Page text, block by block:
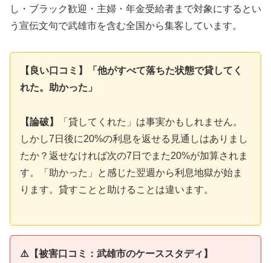
し・ブラック歓迎・主婦・年金受給者まで対象にするとい
う宣伝文句で武雄市を含む全国から集客しています。
【良い口コミ】「他がすべて落ちた状態で貸してく
れた。助かった」
【論破】
「貸してくれた」は事実かもしれません。
しかし7日後に20%の利息を返せる見通しはありまし
たか？返せなければ次の7日でまた20%が加算されま
す。「助かった」と感じた翌週から利息地獄が始ま
ります。貸すことと助けることは違います。
⚠️【被害口コミ：武雄市のケーススタディ】